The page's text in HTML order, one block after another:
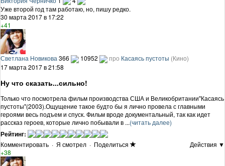
Уже второй год там работаю, но, пишу редко.
30 марта 2017 в 17:22
+41
Светлана Новикова366 10952 про Касаясь пустоты (Кино)
17 марта 2017 в 21:58
Ну что сказать...сильно!
Только что посмотрела фильм производства США и Великобритании"Касаясь
пустоты"(2003).Ощущение такое будто бы я лично провела с главными
героями весь подъем и спуск. Фильм вроде документальный, так как идет
рассказ героев, которые лично побывали в ...(читать далее)
Рейтинг:
Комментировать · Я смотрел · Поделиться
Действия ▼
+38